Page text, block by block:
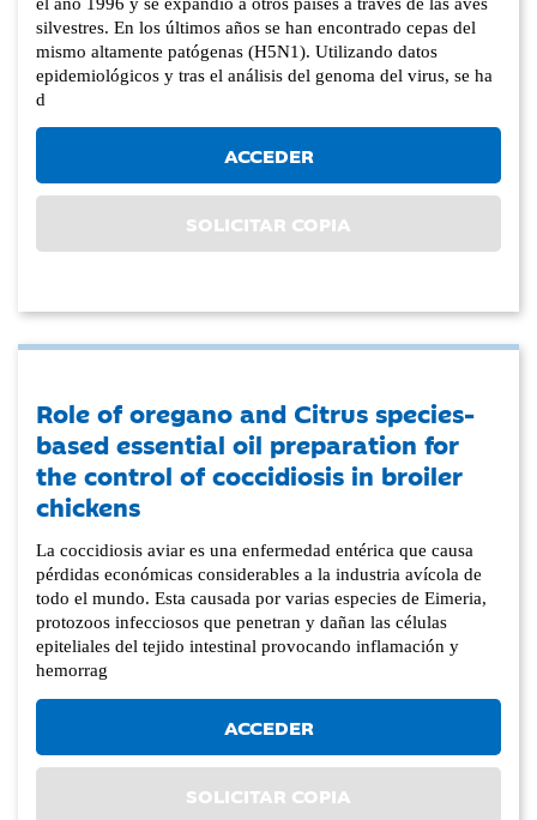
silvestres. En los últimos años se han encontrado cepas del
mismo altamente patógenas (H5N1). Utilizando datos
epidemiológicos y tras el análisis del genoma del virus, se ha
d
ACCEDER
SOLICITAR COPIA
Role of oregano and Citrus species-
based essential oil preparation for
the control of coccidiosis in broiler
chickens
La coccidiosis aviar es una enfermedad entérica que causa
pérdidas económicas considerables a la industria avícola de
todo el mundo. Esta causada por varias especies de Eimeria,
protozoos infecciosos que penetran y dañan las células
epiteliales del tejido intestinal provocando inflamación y
hemorrag
ACCEDER
SOLICITAR COPIA